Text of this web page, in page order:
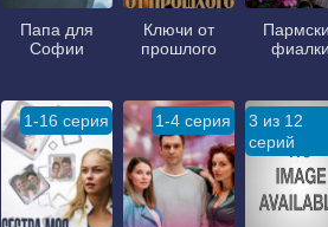
Папа для
Софии
Ключи от
прошлого
фиалки
1-16 серия 1-4 серия
3 из 12
серий